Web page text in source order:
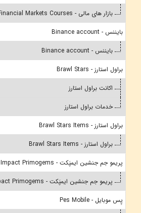
بازار های مالی - Financial Markets Courses
بایننس - Binance account
بایننس - Binance account
براول استارز - Brawl Stars
اکانت براول استارز
خدمات براول استارز
براول استارز - Brawl Stars Items
براول استارز - Brawl Stars Items
پریمو جم جنشین ایمپَکت - Genshin Impact Primogems
پریمو جم جنشین ایمپَکت - Genshin Impact Primogems
پِس موبایل - Pes Mobile